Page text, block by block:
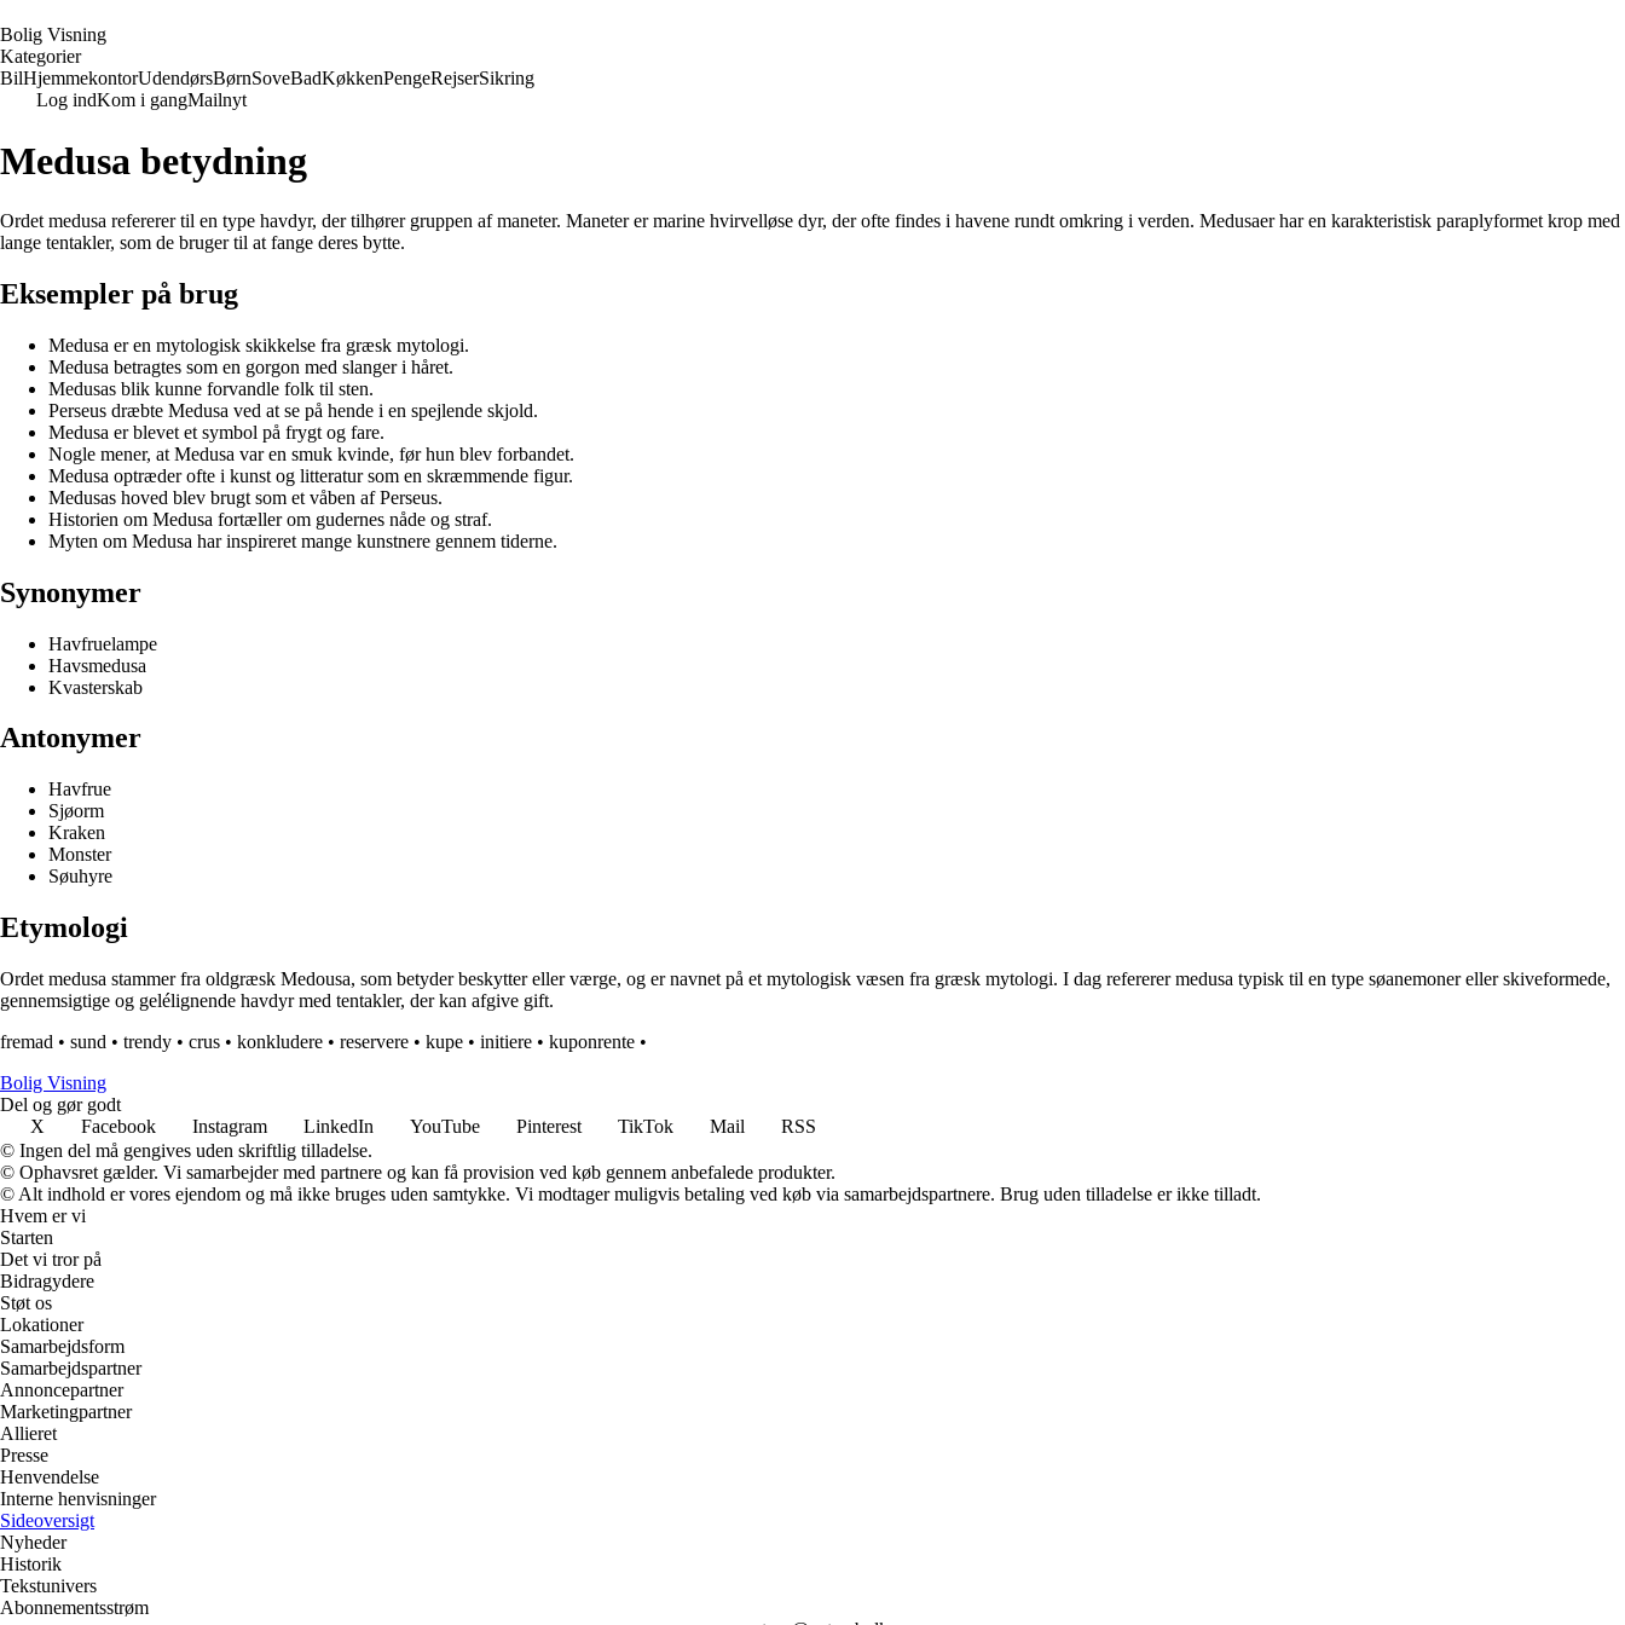
Bolig Visning
Kategorier
BilHjemmekontorUdendørsBørnSoveBadKøkkenPengeRejserSikring
Log indKom i gangMailnyt
Medusa betydning
Ordet medusa refererer til en type havdyr, der tilhører gruppen af maneter. Maneter er marine hvirvelløse dyr, der ofte findes i havene rundt omkring i verden. Medusaer har en karakteristisk paraplyformet krop med
lange tentakler, som de bruger til at fange deres bytte.
Eksempler på brug
Medusa er en mytologisk skikkelse fra græsk mytologi.
Medusa betragtes som en gorgon med slanger i håret.
Medusas blik kunne forvandle folk til sten.
Perseus dræbte Medusa ved at se på hende i en spejlende skjold.
Medusa er blevet et symbol på frygt og fare.
Nogle mener, at Medusa var en smuk kvinde, før hun blev forbandet.
Medusa optræder ofte i kunst og litteratur som en skræmmende figur.
Medusas hoved blev brugt som et våben af Perseus.
Historien om Medusa fortæller om gudernes nåde og straf.
Myten om Medusa har inspireret mange kunstnere gennem tiderne.
Synonymer
Havfruelampe
Havsmedusa
Kvasterskab
Antonymer
Havfrue
Sjøorm
Kraken
Monster
Søuhyre
Etymologi
Ordet medusa stammer fra oldgræsk Medousa, som betyder beskytter eller værge, og er navnet på et mytologisk væsen fra græsk mytologi. I dag refererer medusa typisk til en type søanemoner eller skiveformede,
gennemsigtige og gelélignende havdyr med tentakler, der kan afgive gift.
fremad • sund • trendy • crus • konkludere • reservere • kupe • initiere • kuponrente •
Bolig Visning
Del og gør godt
X
Facebook Instagram LinkedIn YouTube Pinterest TikTok Mail
RSS
© Ingen del må gengives uden skriftlig tilladelse.
© Ophavsret gælder. Vi samarbejder med partnere og kan få provision ved køb gennem anbefalede produkter.
© Alt indhold er vores ejendom og må ikke bruges uden samtykke. Vi modtager muligvis betaling ved køb via samarbejdspartnere. Brug uden tilladelse er ikke tilladt.
Hvem er vi
Starten
Det vi tror på
Bidragydere
Støt os
Lokationer
Samarbejdsform
Samarbejdspartner
Annoncepartner
Marketingpartner
Allieret
Presse
Henvendelse
Interne henvisninger
Sideoversigt
Nyheder
Historik
Tekstunivers
Abonnementsstrøm